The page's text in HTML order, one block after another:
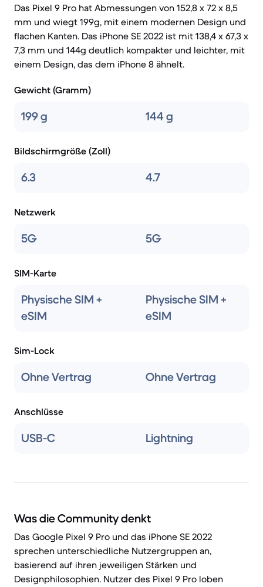
Das Pixel 9 Pro hat Abmessungen von 152,8 x 72 x 8,5
mm und wiegt 199g, mit einem modernen Design und
flachen Kanten. Das iPhone SE 2022 ist mit 138,4 x 67,3 x
7,3 mm und 144g deutlich kompakter und leichter, mit
einem Design, das dem iPhone 8 ähnelt.
Gewicht (Gramm)
199 g 144 g
Bildschirmgröße (Zoll)
6.3 4.7
Netzwerk
5G 5G
SIM-Karte
Physische SIM +
eSIM
Physische SIM +
eSIM
Sim-Lock
Ohne Vertrag Ohne Vertrag
Anschlüsse
USB-C Lightning
Was die Community denkt
Das Google Pixel 9 Pro und das iPhone SE 2022
sprechen unterschiedliche Nutzergruppen an,
basierend auf ihren jeweiligen Stärken und
Designphilosophien. Nutzer des Pixel 9 Pro loben